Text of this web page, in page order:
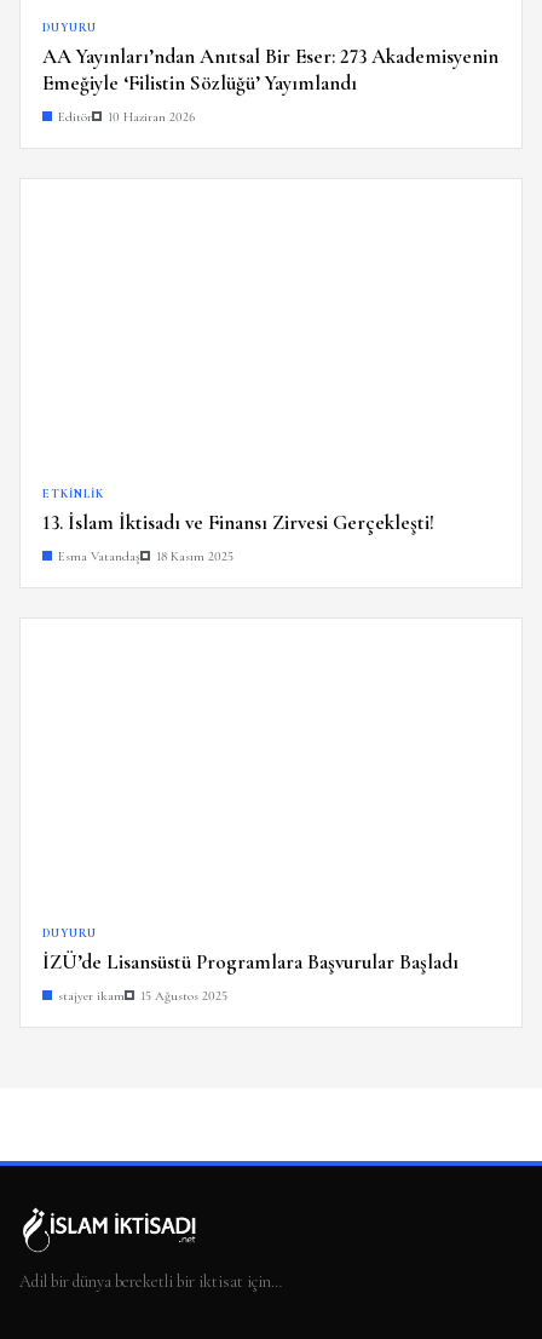
DUYURU
AA Yayınları’ndan Anıtsal Bir Eser: 273 Akademisyenin
Emeğiyle ‘Filistin Sözlüğü’ Yayımlandı
Editör 10 Haziran 2026
ETKINLIK
13. İslam İktisadı ve Finansı Zirvesi Gerçekleşti!
Esma Vatandaş 18 Kasım 2025
DUYURU
İZÜ’de Lisansüstü Programlara Başvurular Başladı
stajyer ikam 15 Ağustos 2025
Adil bir dünya bereketli bir iktisat için…